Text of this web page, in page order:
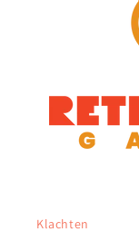
Klachten